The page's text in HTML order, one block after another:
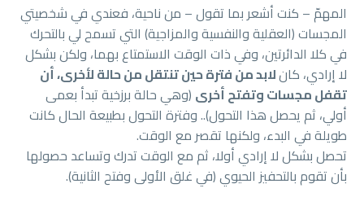
المهمّ – كنت أشعر بما تقول – من ناحية، فعندي في شخصيتي
المجسات (العقلية والنفسية والمزاجية) التي تسمح لي بالتحرك
في كلا الدائرتين، وفي ذات الوقت الاستمتاع بهما، ولكن بشكل
لا إرادي، كانلابد من فترة حين تنتقل من حالة لأخرى، أن
تقفل مجسات وتفتح أخرى (وهي حالة برزخية تبدأ بعمى
أولي، ثم يحصل هذا التحول).. وفترة التحول بطبيعة الحال كانت
طويلة في البدء، ولكنها تقصر مع الوقت.
تحصل بشكل لا إرادي أولا، ثم مع الوقت تدرك وتساعد حصولها
بأن تقوم بالتحفيز الحيوي (في غلق الأولى وفتح الثانية).